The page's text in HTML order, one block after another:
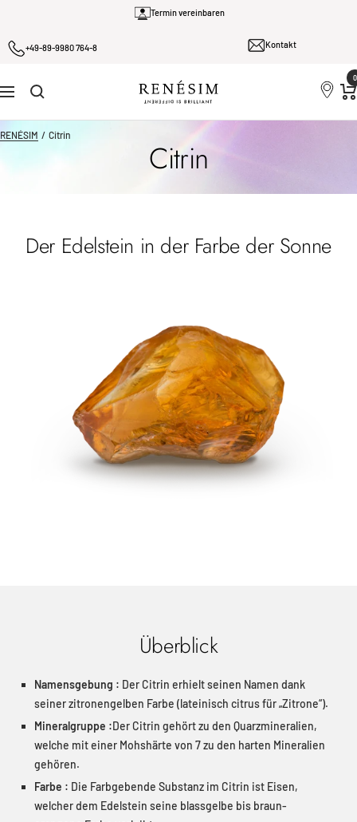
Inhalt
Termin vereinbaren
+49-89-9980 764-8 Kontakt
Navigation Renesim
0
RENÉSIM Citrin
Citrin
Der Edelstein in der Farbe der Sonne
Überblick
Namensgebung : Der Citrin erhielt seinen Namen dank
seiner zitronengelben Farbe (lateinisch citrus für „Zitrone“).
Mineralgruppe :Der Citrin gehört zu den Quarzmineralien,
welche mit einer Mohshärte von 7 zu den harten Mineralien
gehören.
Farbe : Die Farbgebende Substanz im Citrin ist Eisen,
welcher dem Edelstein seine blassgelbe bis braun-